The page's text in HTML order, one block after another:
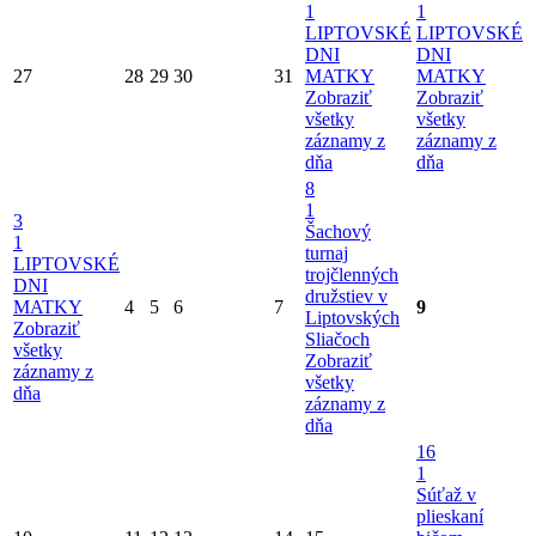
27 28 29 30 31
1
LIPTOVSKÉ
DNI
MATKY
Zobraziť
všetky
záznamy z
dňa
1
LIPTOVSKÉ
DNI
MATKY
Zobraziť
všetky
záznamy z
dňa
3
1
LIPTOVSKÉ
DNI
MATKY
Zobraziť
všetky
záznamy z
dňa
4 5 6 7
8
1
Šachový
turnaj
trojčlenných
družstiev v
Liptovských
Sliačoch
Zobraziť
všetky
záznamy z
dňa
9
16
1
Súťaž v
plieskaní